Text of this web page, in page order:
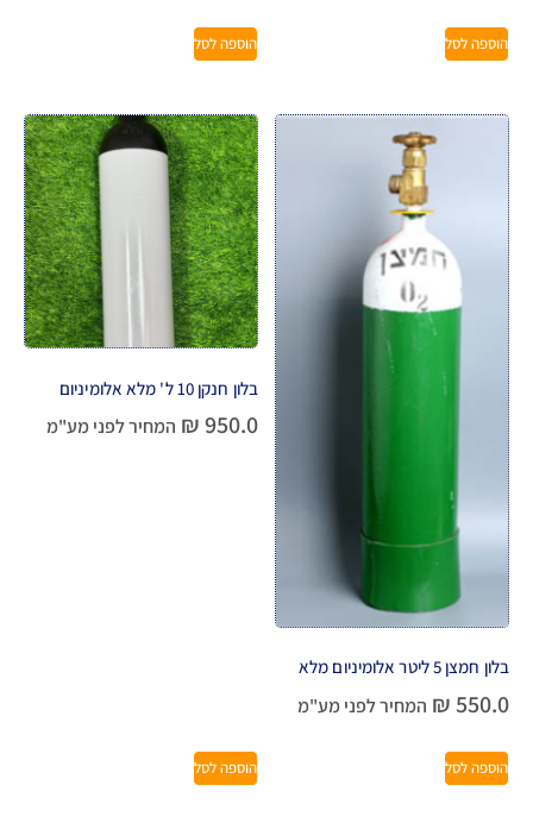
הוספה לסל הוספה לסל
בלון חמצן 5 ליטר אלומיניום מלא
₪550.0 המחיר לפני מע"מ
הוספה לסל
בלון חנקן 10 ל' מלא אלומיניום
₪950.0 המחיר לפני מע"מ
הוספה לסל